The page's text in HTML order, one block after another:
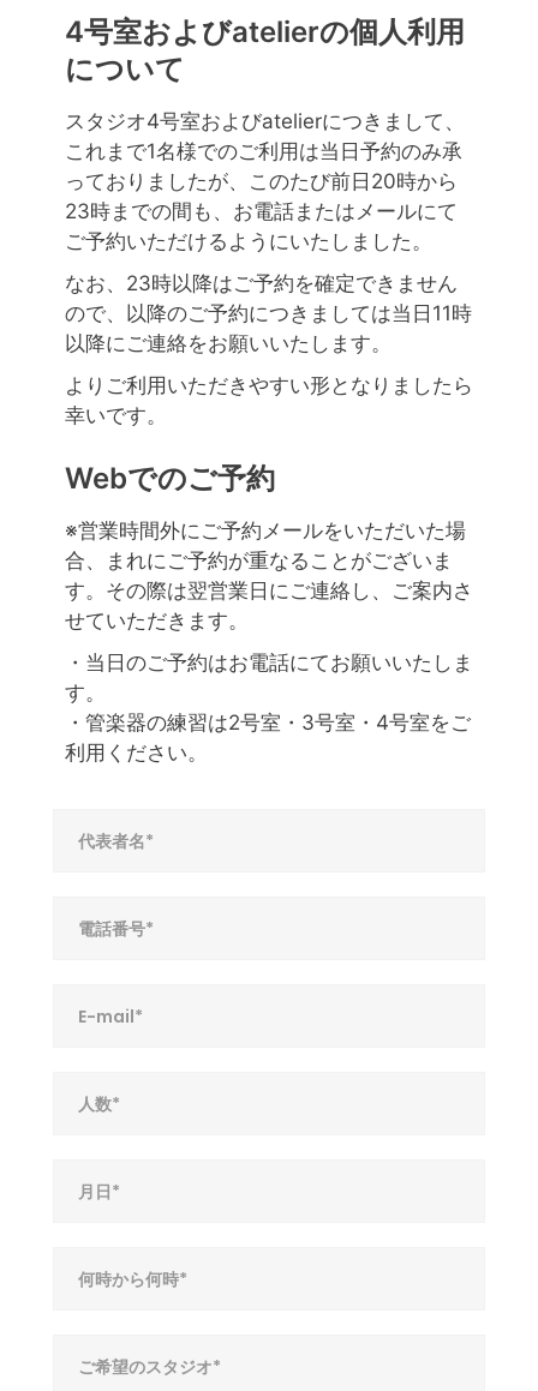
4号室およびatelierの個人利用
について
スタジオ4号室およびatelierにつきまして、
これまで1名様でのご利用は当日予約のみ承
っておりましたが、このたび前日20時から
23時までの間も、お電話またはメールにて
ご予約いただけるようにいたしました。
なお、23時以降はご予約を確定できません
ので、以降のご予約につきましては当日11時
以降にご連絡をお願いいたします。
よりご利用いただきやすい形となりましたら
幸いです。
Webでのご予約
※営業時間外にご予約メールをいただいた場
合、まれにご予約が重なることがございま
す。その際は翌営業日にご連絡し、ご案内さ
せていただきます。
・当日のご予約はお電話にてお願いいたしま
す。
・管楽器の練習は2号室・3号室・4号室をご
利用ください。